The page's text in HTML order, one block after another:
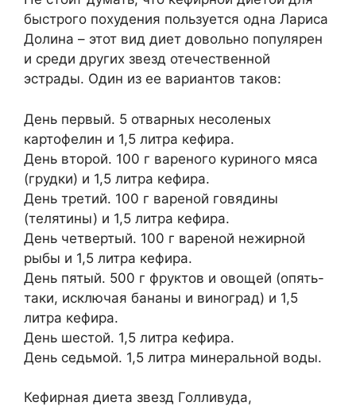
быстрого похудения пользуется одна Лариса
Долина – этот вид диет довольно популярен
и среди других звезд отечественной
эстрады. Один из ее вариантов таков:
День первый. 5 отварных несоленых
картофелин и 1,5 литра кефира.
День второй. 100 г вареного куриного мяса
(грудки) и 1,5 литра кефира.
День третий. 100 г вареной говядины
(телятины) и 1,5 литра кефира.
День четвертый. 100 г вареной нежирной
рыбы и 1,5 литра кефира.
День пятый. 500 г фруктов и овощей (опять-
таки, исключая бананы и виноград) и 1,5
литра кефира.
День шестой. 1,5 литра кефира.
День седьмой. 1,5 литра минеральной воды.
Кефирная диета звезд Голливуда,